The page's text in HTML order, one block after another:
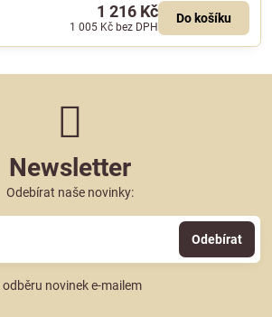
1 216 Kč
1 005 Kč bez DPH
Do košíku
Newsletter
Odebírat naše novinky:
Odebírat
novinek e-mailem